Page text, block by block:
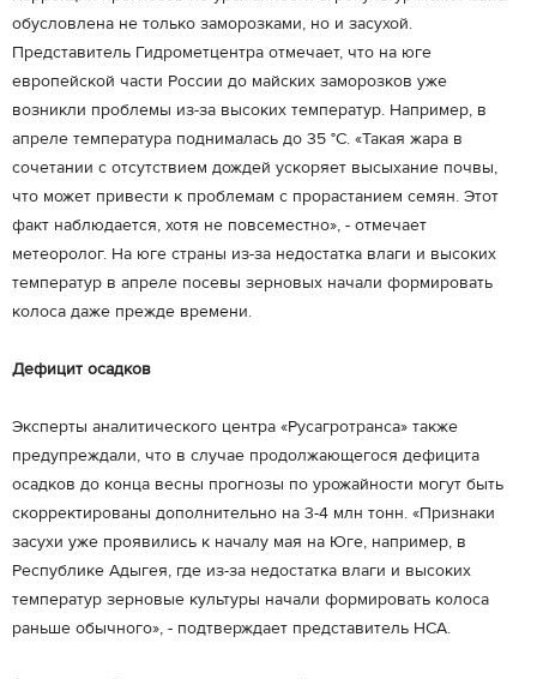
обусловлена не только заморозками, но и засухой.
Представитель Гидрометцентра отмечает, что на юге
европейской части России до майских заморозков уже
возникли проблемы из-за высоких температур. Например, в
апреле температура поднималась до 35 °С. «Такая жара в
сочетании с отсутствием дождей ускоряет высыхание почвы,
что может привести к проблемам с прорастанием семян. Этот
факт наблюдается, хотя не повсеместно», - отмечает
метеоролог. На юге страны из-за недостатка влаги и высоких
температур в апреле посевы зерновых начали формировать
колоса даже прежде времени.
Дефицит осадков
Эксперты аналитического центра «Русагротранса» также
предупреждали, что в случае продолжающегося дефицита
осадков до конца весны прогнозы по урожайности могут быть
скорректированы дополнительно на 3-4 млн тонн. «Признаки
засухи уже проявились к началу мая на Юге, например, в
Республике Адыгея, где из-за недостатка влаги и высоких
температур зерновые культуры начали формировать колоса
раньше обычного», - подтверждает представитель НСА.